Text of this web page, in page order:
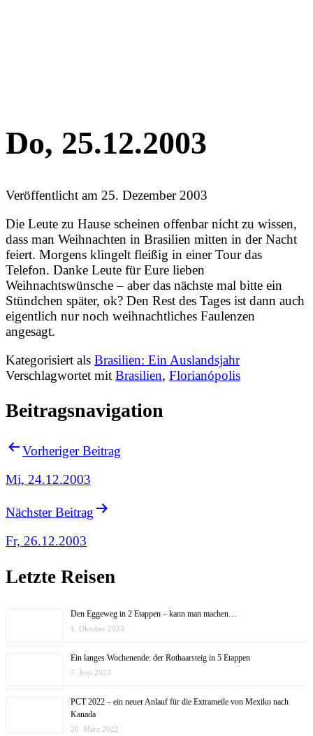
Do, 25.12.2003
Veröffentlicht am 25. Dezember 2003
Die Leute zu Hause scheinen offenbar nicht zu wissen,
dass man Weihnachten in Brasilien mitten in der Nacht
feiert. Morgens klingelt fleißig in einer Tour das
Telefon. Danke Leute für Eure lieben
Weihnachtswünsche – aber das nächste mal bitte ein
Stündchen später, ok? Den Rest des Tages ist dann auch
eigentlich nur noch weihnachtliches Faulenzen
angesagt.
Kategorisiert als Brasilien: Ein Auslandsjahr
Verschlagwortet mit Brasilien, Florianópolis
Beitragsnavigation
Vorheriger Beitrag
Mi, 24.12.2003
Nächster Beitrag
Fr, 26.12.2003
Letzte Reisen
Den Eggeweg in 2 Etappen – kann man machen…
1. Oktober 2023
Ein langes Wochenende: der Rothaarsteig in 5 Etappen
7. Juni 2023
PCT 2022 – ein neuer Anlauf für die Extrameile von Mexiko nach
Kanada
20. März 2022